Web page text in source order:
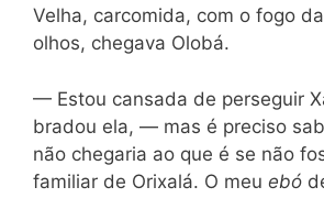
Velha, carcomida, com o fogo
olhos, chegava Olobá.
— Estou cansada de perseguir
bradou ela, — mas é preciso
não chegaria ao que é se não
familiar de Orixalá. O meu ebó